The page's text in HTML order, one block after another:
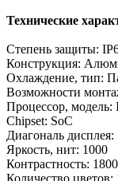
Технические
Степень защиты:
Конструкция:
Охлаждение, тип:
Возможности
Процессор,
Chipset: SoC
Диагональ дисплея:
Яркость, нит: 1000
Контрастность: